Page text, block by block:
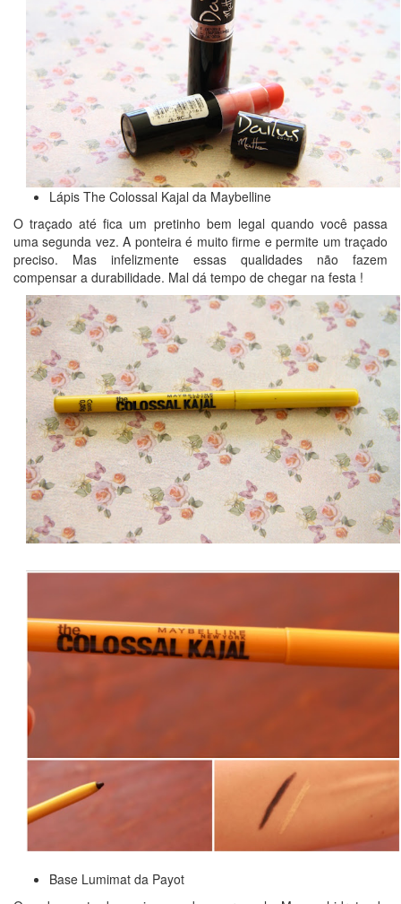
Lápis The Colossal Kajal da Maybelline
O traçado até fica um pretinho bem legal quando você passa
uma segunda vez. A ponteira é muito firme e permite um traçado
preciso. Mas infelizmente essas qualidades não fazem
compensar a durabilidade. Mal dá tempo de chegar na festa !
Base Lumimat da Payot